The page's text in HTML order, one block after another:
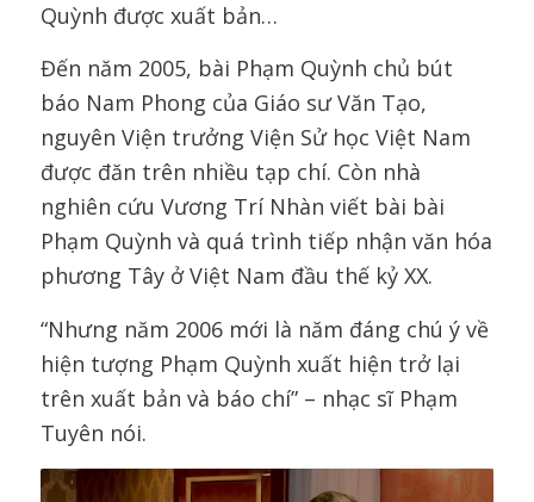
Quỳnh được xuất bản…
Đến năm 2005, bài Phạm Quỳnh chủ bút
báo Nam Phong của Giáo sư Văn Tạo,
nguyên Viện trưởng Viện Sử học Việt Nam
được đăn trên nhiều tạp chí. Còn nhà
nghiên cứu Vương Trí Nhàn viết bài bài
Phạm Quỳnh và quá trình tiếp nhận văn hóa
phương Tây ở Việt Nam đầu thế kỷ XX.
“Nhưng năm 2006 mới là năm đáng chú ý về
hiện tượng Phạm Quỳnh xuất hiện trở lại
trên xuất bản và báo chí” – nhạc sĩ Phạm
Tuyên nói.